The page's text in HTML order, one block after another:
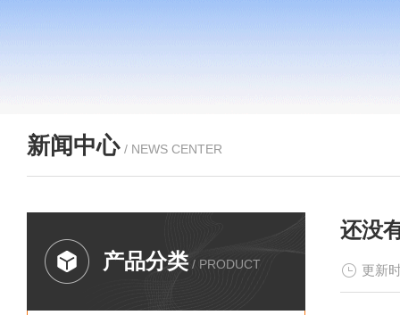
新闻中心 / NEWS CENTER
产品分类 / PRODUCT
还没
更新